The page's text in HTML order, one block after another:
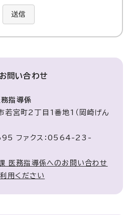
送信
お問い合わせ
指導係
宮町2丁目1番地1（岡崎げん
ファクス：0564-23-
医務指導係へのお問い合わせ
用ください